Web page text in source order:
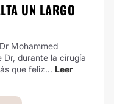
UN LARGO
Mohammed
Dr, durante la cirugía
que feliz... Leer